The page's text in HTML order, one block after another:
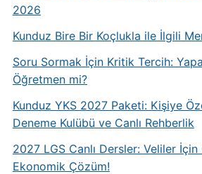
2026
Kunduz Bire Bir Koçlukla ile İlgili
Soru Sormak İçin Kritik Tercih:
Öğretmen mi?
Kunduz YKS 2027 Paketi: Kişiye
Deneme Kulübü ve Canlı Rehberlik
2027 LGS Canlı Dersler: Veliler
Ekonomik Çözüm!